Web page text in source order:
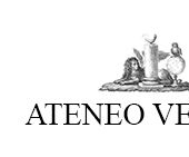
Ateneo